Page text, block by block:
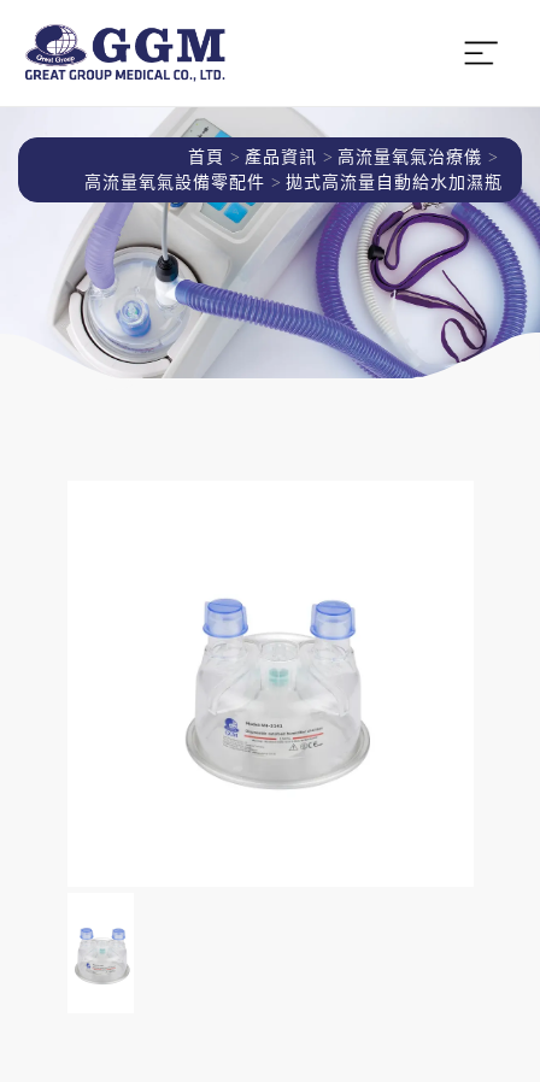
首頁 產品資訊
高流量氧氣治療儀
高流量氧氣設備零配件
拋式高流量自動給水加濕瓶